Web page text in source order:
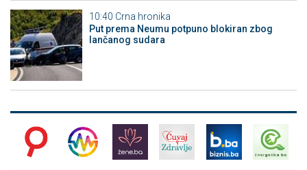
10:40 Crna hronika
Put prema Neumu potpuno blokiran zbog
lančanog sudara